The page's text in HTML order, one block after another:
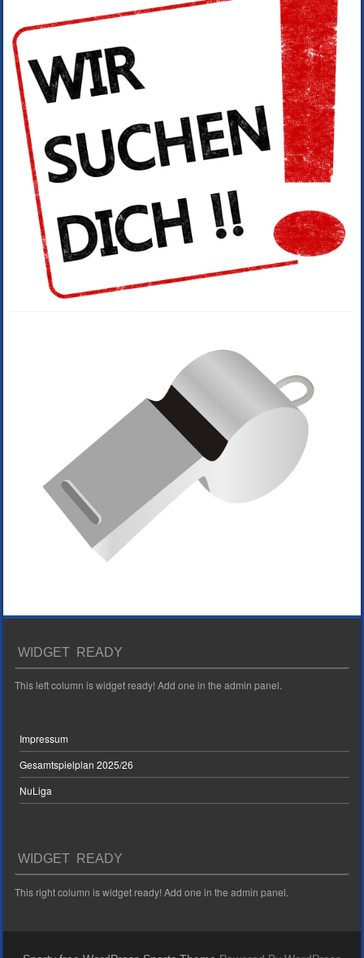
WIDGET READY
This left column is widget ready! Add one in the admin panel.
Impressum
Gesamtspielplan 2025/26
NuLiga
WIDGET READY
This right column is widget ready! Add one in the admin panel.